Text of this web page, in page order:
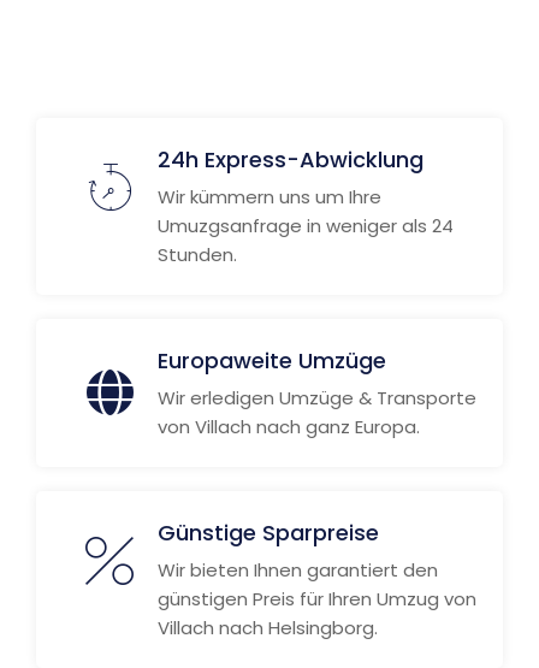
24h Express-Abwicklung
Wir kümmern uns um Ihre
Umuzgsanfrage in weniger als 24
Stunden.
Europaweite Umzüge
Wir erledigen Umzüge & Transporte
von Villach nach ganz Europa.
Günstige Sparpreise
Wir bieten Ihnen garantiert den
günstigen Preis für Ihren Umzug von
Villach nach Helsingborg.